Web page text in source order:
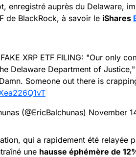
enregistré auprès du Delaware,
de BlackRock, à savoir le iShares
XRP ETF FILING: "Our only
Delaware Department of
Someone out there is
(@EricBalchunas) November
qui a rapidement été relayée
une hausse éphémère de